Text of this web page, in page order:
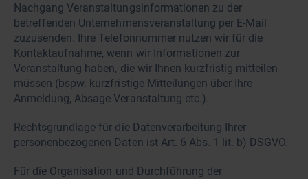
Nachgang Veranstaltungsinformationen zu der
betreffenden Unternehmensveranstaltung per E-Mail
zuzusenden. Ihre Telefonnummer nutzen wir für die
Kontaktaufnahme, wenn wir Informationen zur
Veranstaltung haben, die wir Ihnen kurzfristig mitteilen
müssen (bspw. kurzfristige Mitteilungen über Ihre
Anmeldung, Absage Veranstaltung etc.).
Rechtsgrundlage für die Datenverarbeitung Ihrer
personenbezogenen Daten ist Art. 6 Abs. 1 lit. b) DSGVO.
Für die Organisation und Durchführung der